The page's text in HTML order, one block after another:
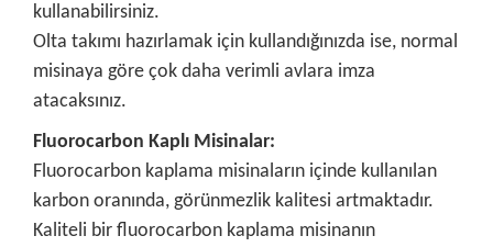
kullanabilirsiniz.
Olta takımı hazırlamak için kullandığınızda ise, normal
misinaya göre çok daha verimli avlara imza
atacaksınız.
Fluorocarbon Kaplı Misinalar:
Fluorocarbon kaplama misinaların içinde kullanılan
karbon oranında, görünmezlik kalitesi artmaktadır.
Kaliteli bir fluorocarbon kaplama misinanın